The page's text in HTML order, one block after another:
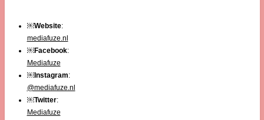
￼Website:
mediafuze.nl
￼Facebook:
Mediafuze
￼Instagram:
@mediafuze.nl
￼Twitter:
Mediafuze